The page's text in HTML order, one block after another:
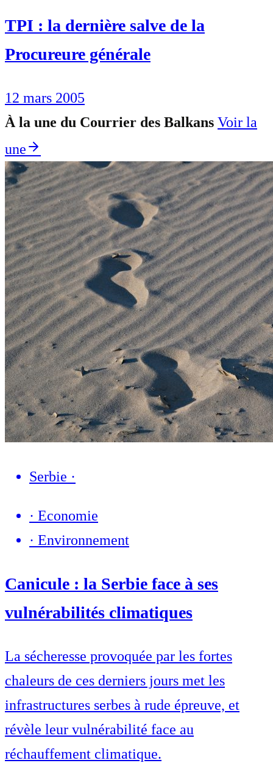
TPI : la dernière salve de la
Procureure générale
12 mars 2005
À la une du Courrier des Balkans Voir la
une
Serbie ·
· Economie
· Environnement
Canicule : la Serbie face à ses
vulnérabilités climatiques
La sécheresse provoquée par les fortes
chaleurs de ces derniers jours met les
infrastructures serbes à rude épreuve, et
révèle leur vulnérabilité face au
réchauffement climatique.